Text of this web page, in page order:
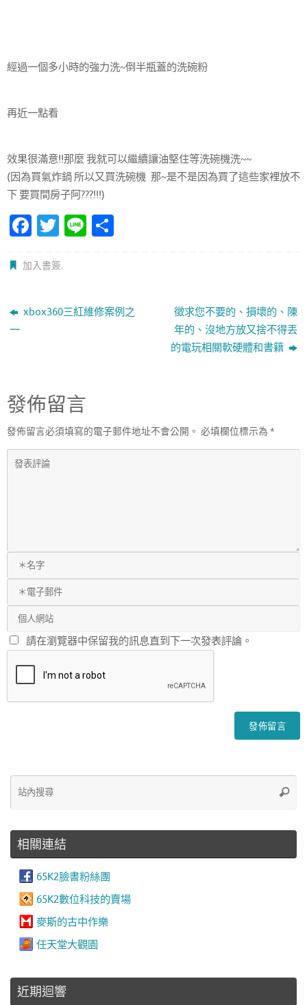
經過一個多小時的強力洗~倒半瓶蓋的洗碗粉
再近一點看
效果很滿意!!那麼 我就可以繼續讓油堅住等洗碗機洗~~
(因為買氣炸鍋 所以又買洗碗機 那~是不是因為買了這些家裡放不
下 要買間房子阿???!!!)
Fa
e
o
T
it
r
Li
加入書簽.
xbox360三紅維修案例之
一
徵求您不要的、損壞的、陳
年的、沒地方放又捨不得丟
的電玩相關軟硬體和書籍
發佈留言
發佈留言必須填寫的電子郵件地址不會公開。 必填欄位標示為 *
請在瀏覽器中保留我的訊息直到下一次發表評論。
站
搜
相關連結
65K2臉書粉絲團
65K2數位科技的賣場
麥斯的古中作樂
任天堂大觀園
近期迴響